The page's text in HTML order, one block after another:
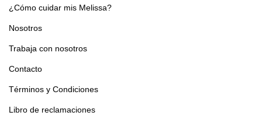
¿Cómo cuidar mis Melissa?
Nosotros
Trabaja con nosotros
Contacto
Términos y Condiciones
Libro de reclamaciones